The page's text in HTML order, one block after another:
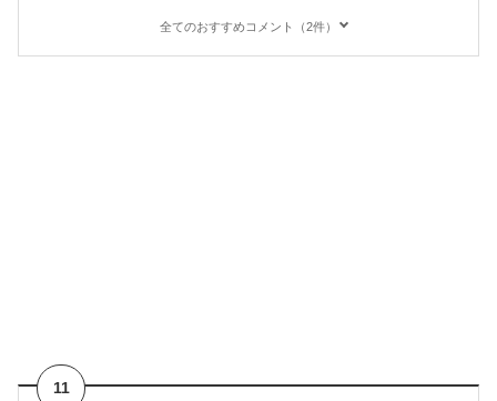
全てのおすすめコメント（2件）
11